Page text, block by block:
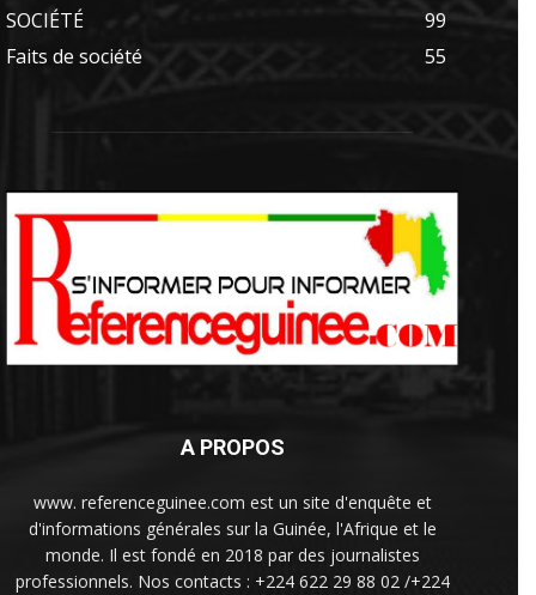
SOCIÉTÉ
99
Faits de société
55
A PROPOS
www. referenceguinee.com est un site d'enquête et
d'informations générales sur la Guinée, l'Afrique et le
monde. Il est fondé en 2018 par des journalistes
professionnels. Nos contacts : +224 622 29 88 02 /+224